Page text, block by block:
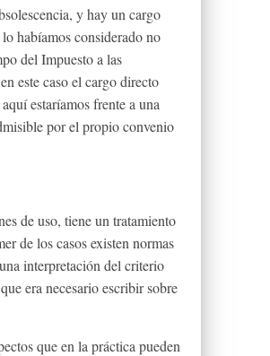
y hay un cargo
habíamos considerado no
del Impuesto a las
este caso el cargo directo
estaríamos frente a una
por el propio convenio
de uso, tiene un tratamiento
de los casos existen normas
interpretación del criterio
era necesario escribir sobre
que en la práctica pueden